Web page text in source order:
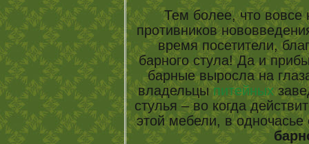
Тем более, что вовсе
противников
время посетители,
барного стула! Да и
барные выросла на
владельцыпитейных
стулья – во когда
этой мебели, в